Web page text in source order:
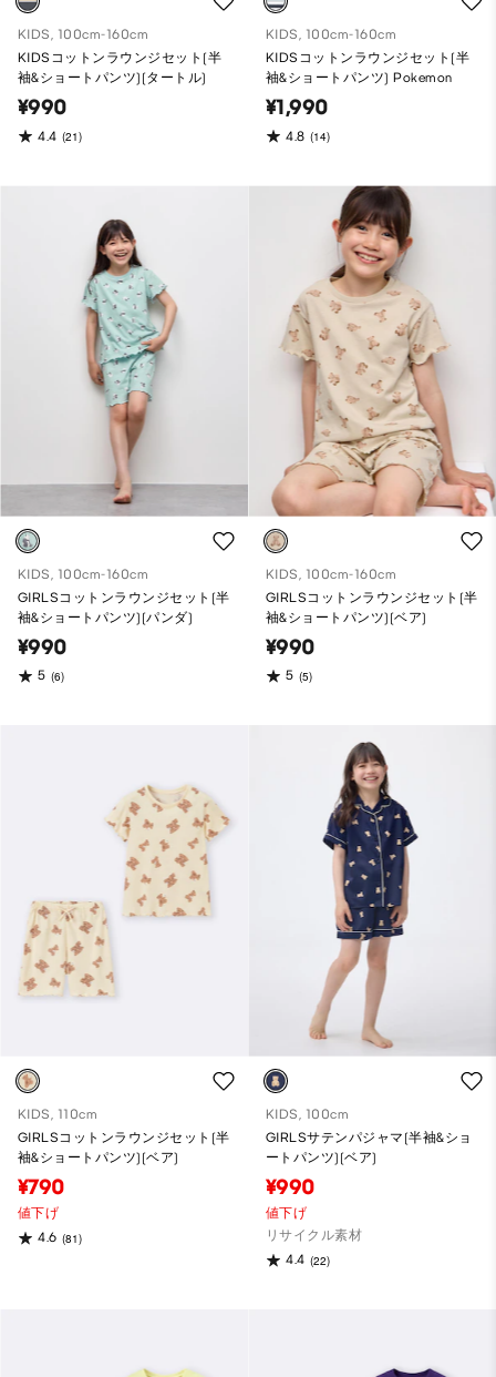
KIDS, 100cm-160cm
KIDSコットンラウンジセット(半
袖&ショートパンツ)(タートル)
¥990
4.4 (21)
KIDS, 100cm-160cm
KIDSコットンラウンジセット(半
袖&ショートパンツ) Pokemon
¥1,990
4.8 (14)
KIDS, 100cm-160cm
GIRLSコットンラウンジセット(半
袖&ショートパンツ)(パンダ)
¥990
5 (6)
KIDS, 100cm-160cm
GIRLSコットンラウンジセット(半
袖&ショートパンツ)(ベア)
¥990
5 (5)
KIDS, 110cm
GIRLSコットンラウンジセット(半
袖&ショートパンツ)(ベア)
¥790
値下げ
4.6 (81)
KIDS, 100cm
GIRLSサテンパジャマ(半袖&ショ
ートパンツ)(ベア)
¥990
値下げ
リサイクル素材
4.4 (22)